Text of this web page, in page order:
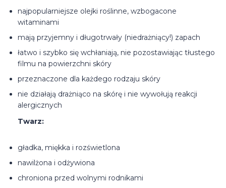
najpopularniejsze olejki roślinne, wzbogacone
witaminami
mają przyjemny i długotrwały (niedrażniący!) zapach
łatwo i szybko się wchłaniają, nie pozostawiając tłustego
filmu na powierzchni skóry
przeznaczone dla każdego rodzaju skóry
nie działają drażniąco na skórę i nie wywołują reakcji
alergicznych
Twarz:
gładka, miękka i rozświetlona
nawilżona i odżywiona
chroniona przed wolnymi rodnikami